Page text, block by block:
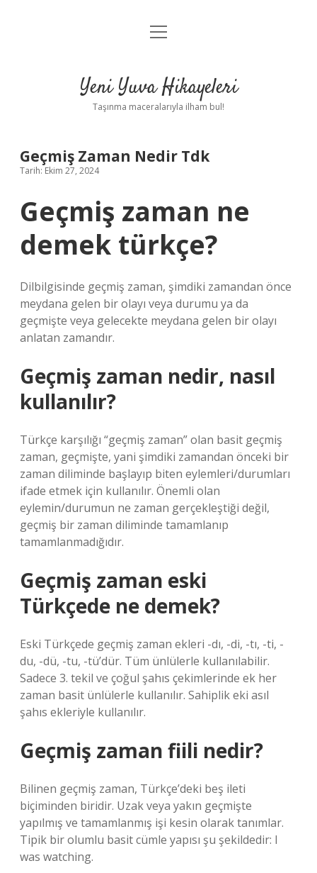
Anasayfa
Yasal Uyarı
menüyü
Yeni Yuva Hikayeleri
Taşınma maceralarıyla ilham bul!
Geçmiş Zaman Nedir Tdk
Tarih: Ekim 27, 2024
Geçmiş zaman ne
demek türkçe?
Dilbilgisinde geçmiş zaman, şimdiki zamandan önce
meydana gelen bir olayı veya durumu ya da
geçmişte veya gelecekte meydana gelen bir olayı
anlatan zamandır.
Geçmiş zaman nedir, nasıl
kullanılır?
Türkçe karşılığı “geçmiş zaman” olan basit geçmiş
zaman, geçmişte, yani şimdiki zamandan önceki bir
zaman diliminde başlayıp biten eylemleri/durumları
ifade etmek için kullanılır. Önemli olan
eylemin/durumun ne zaman gerçekleştiği değil,
geçmiş bir zaman diliminde tamamlanıp
tamamlanmadığıdır.
Geçmiş zaman eski
Türkçede ne demek?
Eski Türkçede geçmiş zaman ekleri -dı, -di, -tı, -ti, -
du, -dü, -tu, -tü’dür. Tüm ünlülerle kullanılabilir.
Sadece 3. tekil ve çoğul şahıs çekimlerinde ek her
zaman basit ünlülerle kullanılır. Sahiplik eki asıl
şahıs ekleriyle kullanılır.
Geçmiş zaman fiili nedir?
Bilinen geçmiş zaman, Türkçe’deki beş ileti
biçiminden biridir. Uzak veya yakın geçmişte
yapılmış ve tamamlanmış işi kesin olarak tanımlar.
Tipik bir olumlu basit cümle yapısı şu şekildedir: I
was watching.